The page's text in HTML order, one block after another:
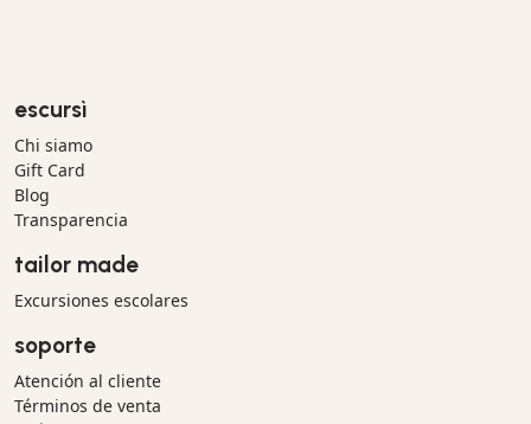
escursì
Chi siamo
Gift Card
Blog
Transparencia
tailor made
Excursiones escolares
soporte
Atención al cliente
Términos de venta